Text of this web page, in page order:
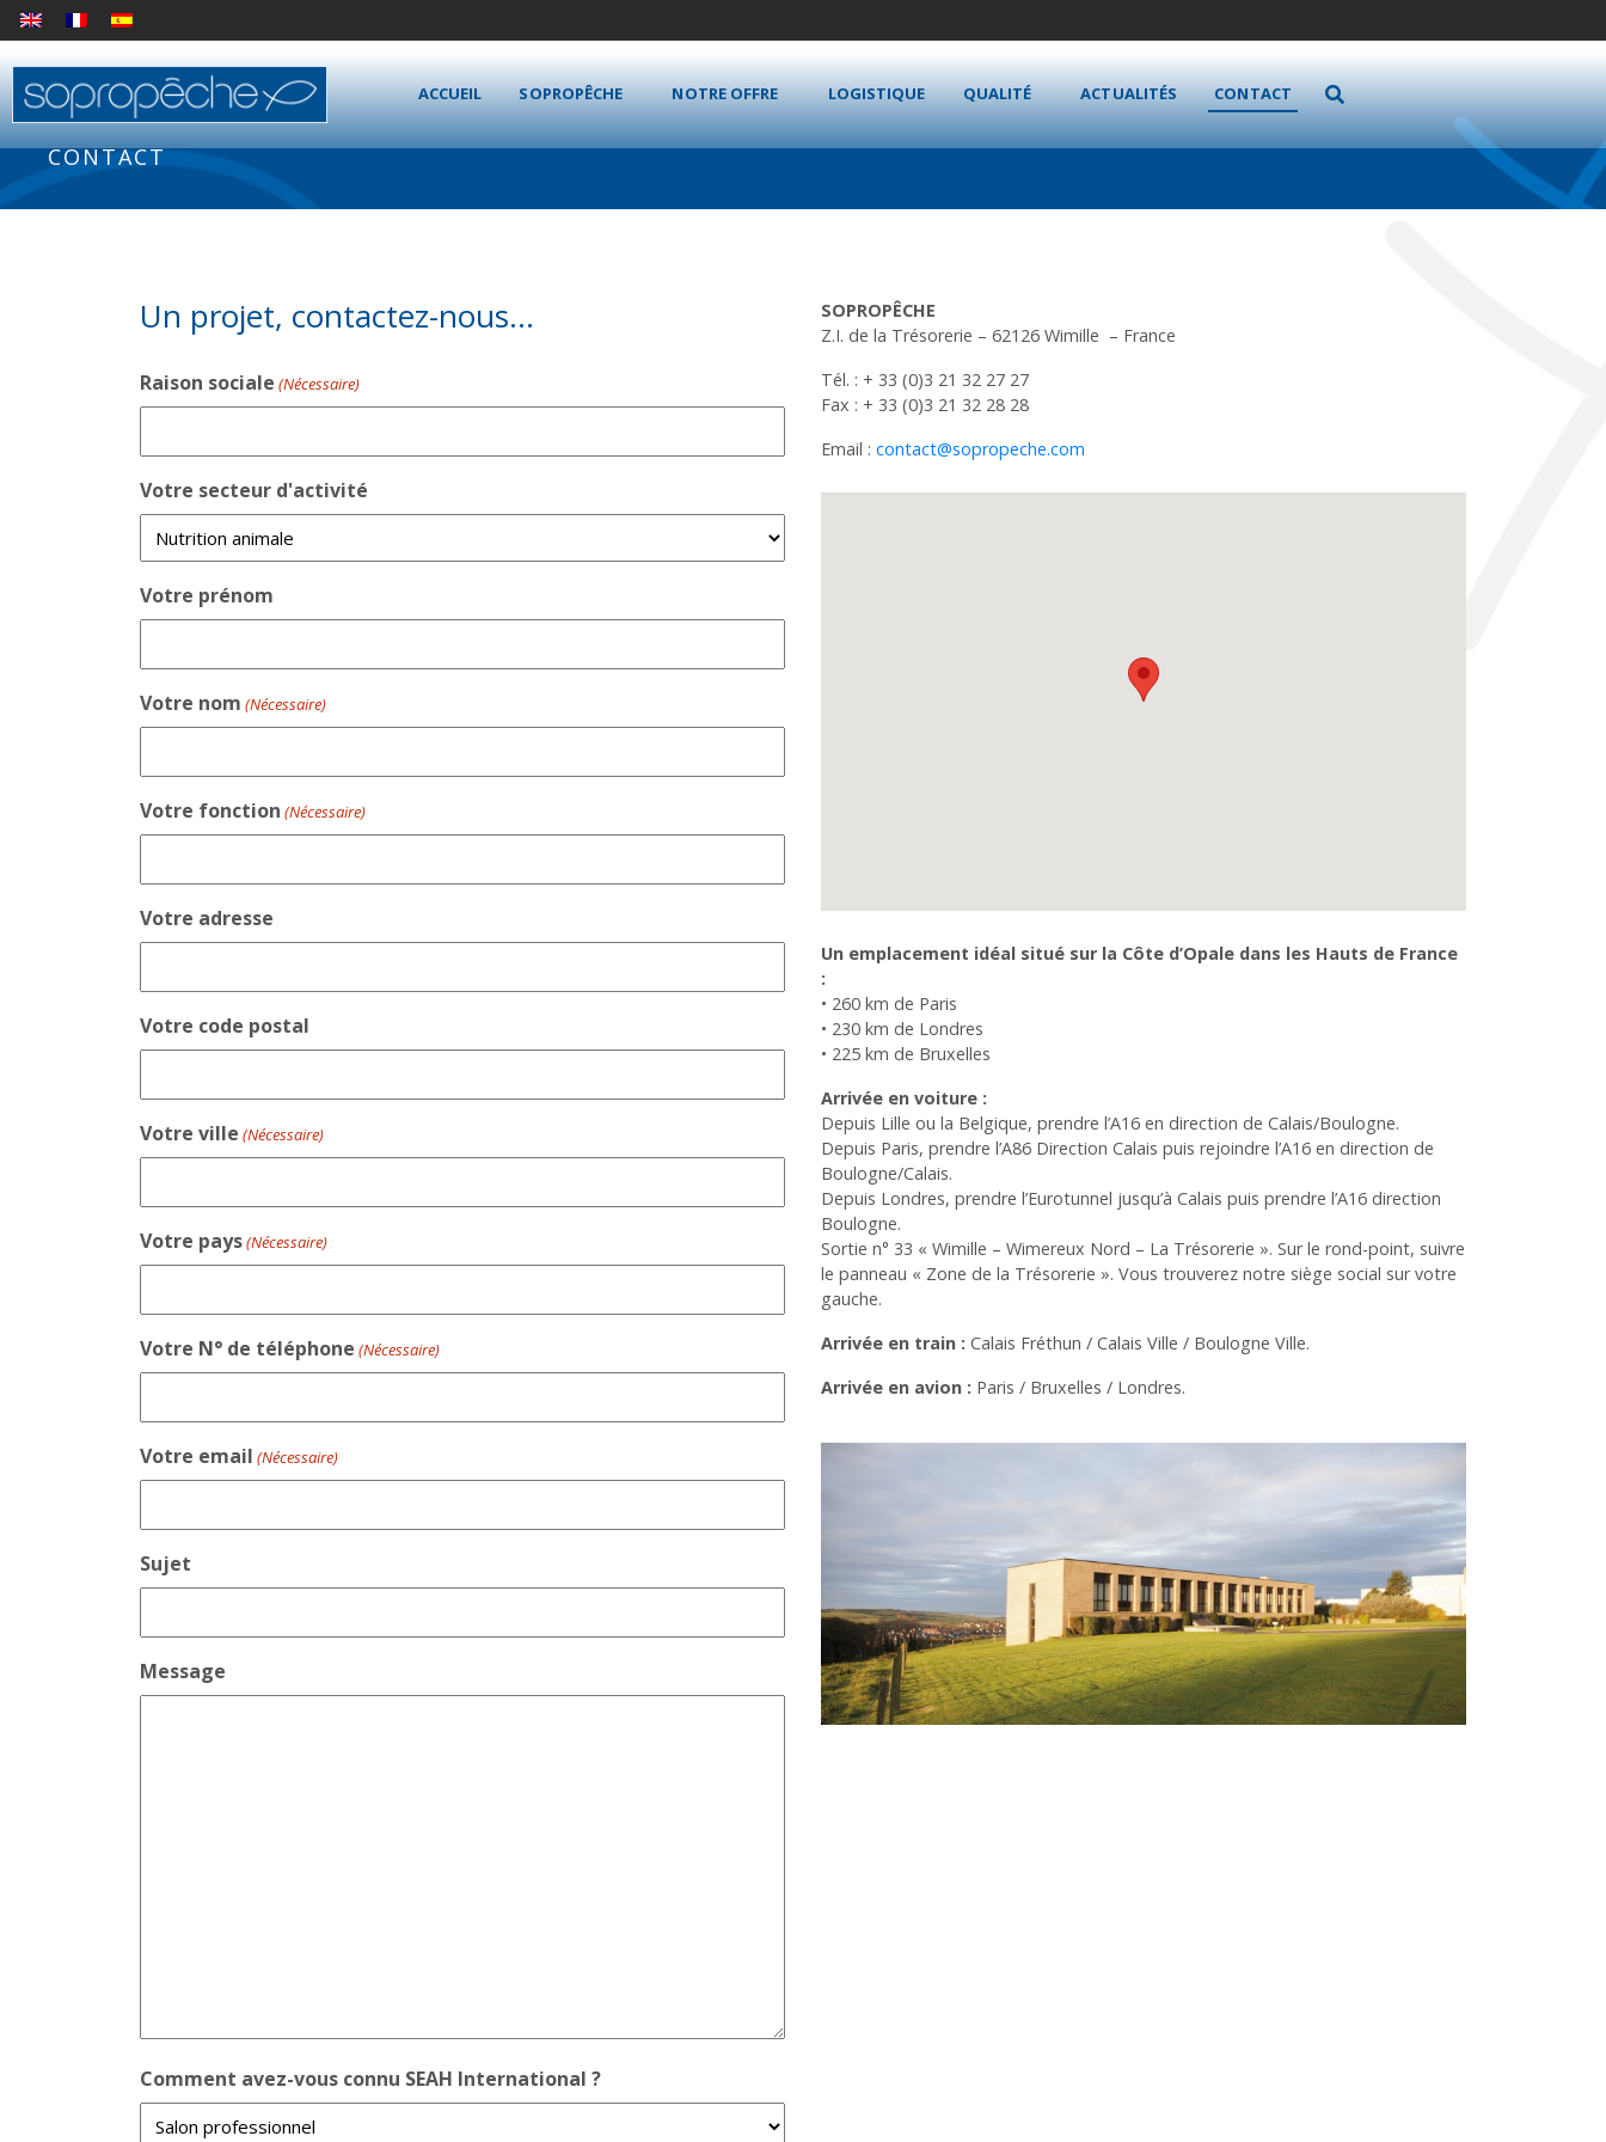
ACCUEIL SOPROPÊCHE NOTRE OFFRE LOGISTIQUE QUALITÉ ACTUALITÉS CONTACT
CONTACT
Un projet, contactez-nous…
Raison sociale (Nécessaire)
Votre secteur d'activité
Votre prénom
Votre nom (Nécessaire)
Votre fonction (Nécessaire)
Votre adresse
Votre code postal
Votre ville (Nécessaire)
Votre pays(Nécessaire)
Votre N° de téléphone (Nécessaire)
Votre email (Nécessaire)
Sujet
Message
Comment avez-vous connu SEAH International ?
SOPROPÊCHE
Z.I. de la Trésorerie – 62126 Wimille – France
Tél. : + 33 (0)3 21 32 27 27
Fax : + 33 (0)3 21 32 28 28
Email : contact@sopropeche.com
Un emplacement idéal situé sur la Côte d’Opale dans les Hauts de France
:
• 260 km de Paris
• 230 km de Londres
• 225 km de Bruxelles
Arrivée en voiture :
Depuis Lille ou la Belgique, prendre l’A16 en direction de Calais/Boulogne.
Depuis Paris, prendre l’A86 Direction Calais puis rejoindre l’A16 en direction de
Boulogne/Calais.
Depuis Londres, prendre l’Eurotunnel jusqu’à Calais puis prendre l’A16 direction
Boulogne.
Sortie n° 33 « Wimille – Wimereux Nord – La Trésorerie ». Sur le rond-point, suivre
le panneau « Zone de la Trésorerie ». Vous trouverez notre siège social sur votre
gauche.
Arrivée en train : Calais Fréthun / Calais Ville / Boulogne Ville.
Arrivée en avion : Paris / Bruxelles / Londres.